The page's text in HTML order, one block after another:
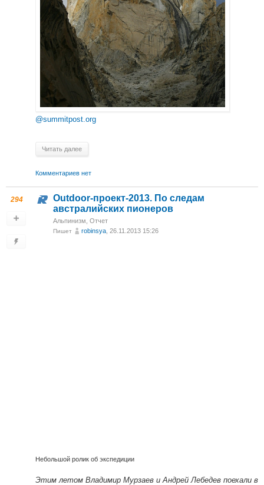
@summitpost.org
Читать далее
Комментариев нет
294
Outdoor-проект-2013. По следам
австралийских пионеров
Альпинизм Отчет
Пишет robinsya , 26.11.2013 15:26
Небольшой ролик об экспедиции
Этим летом Владимир Мурзаев и Андрей Лебедев поехали в